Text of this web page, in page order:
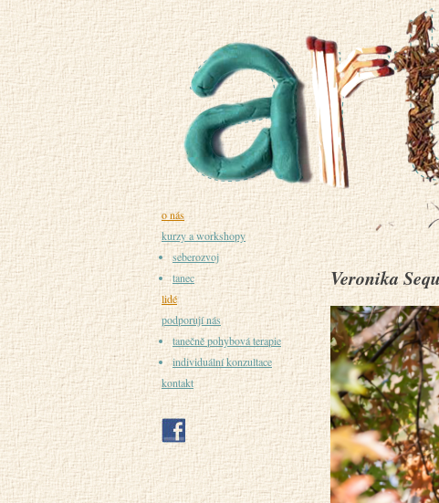
o nás
kurzy a workshopy
seberozvoj
tanec
lidé
podporují nás
tanečně pohybová terapie
individuální konzultace
kontakt
Veronika